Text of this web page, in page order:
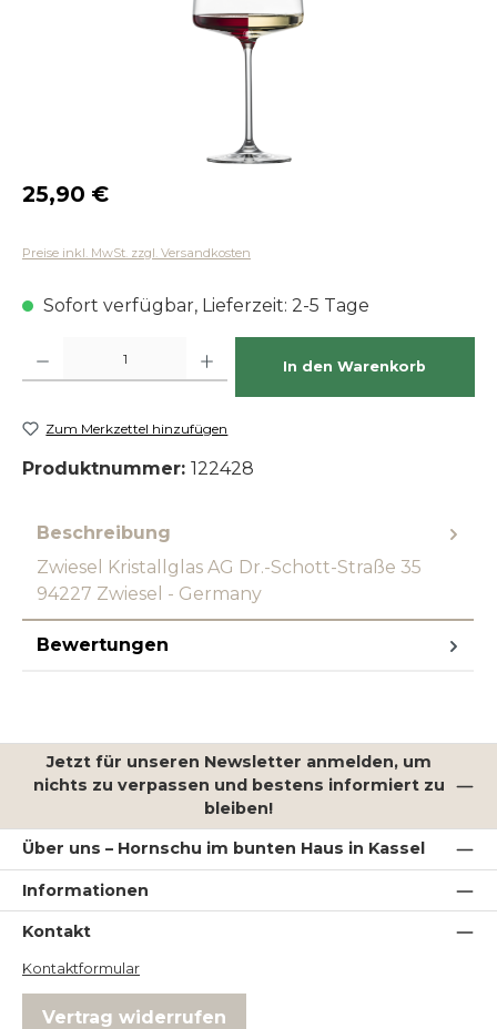
Regulärer Preis:
25,90 €
Preise inkl. MwSt. zzgl. Versandkosten
Sofort verfügbar, Lieferzeit: 2-5 Tage
In den Warenkorb
Zum Merkzettel hinzufügen
Produktnummer: 122428
Beschreibung
Zwiesel Kristallglas AG Dr.-Schott-Straße 35
94227 Zwiesel - Germany
Bewertungen
Jetzt für unseren Newsletter anmelden, um
nichts zu verpassen und bestens informiert zu
bleiben!
Über uns – Hornschu im bunten Haus in Kassel
Informationen
Kontakt
Kontaktformular
Vertrag widerrufen